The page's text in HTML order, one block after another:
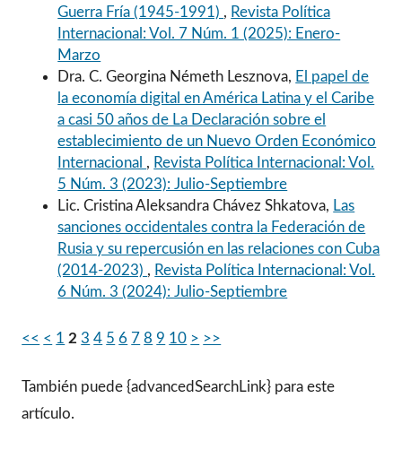
Guerra Fría (1945-1991) , Revista Política
Internacional: Vol. 7 Núm. 1 (2025): Enero-
Marzo
Dra. C. Georgina Németh Lesznova, El papel de
la economía digital en América Latina y el Caribe
a casi 50 años de La Declaración sobre el
establecimiento de un Nuevo Orden Económico
Internacional , Revista Política Internacional: Vol.
5 Núm. 3 (2023): Julio-Septiembre
Lic. Cristina Aleksandra Chávez Shkatova, Las
sanciones occidentales contra la Federación de
Rusia y su repercusión en las relaciones con Cuba
(2014-2023) , Revista Política Internacional: Vol.
6 Núm. 3 (2024): Julio-Septiembre
<< < 1 2 3 4 5 6 7 8 9 10 > >>
También puede {advancedSearchLink} para este
artículo.